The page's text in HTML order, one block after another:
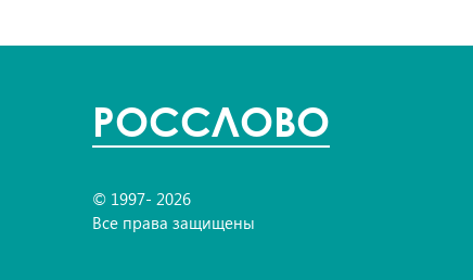
POCСЛОВО
© 1997- 2026
Все права защищены